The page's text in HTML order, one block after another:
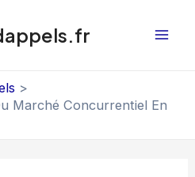
Marché Concurrentiel En